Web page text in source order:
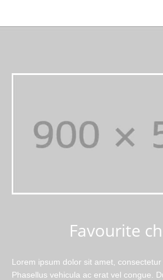
Favourite
Lorem ipsum dolor sit amet, consectetur
Phasellus vehicula ac erat vel congue.